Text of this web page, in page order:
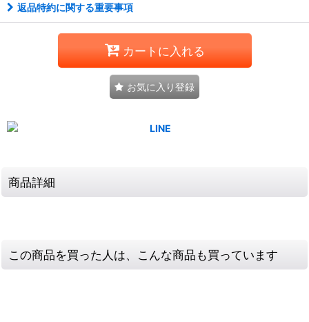
返品特約に関する重要事項
カートに入れる
お気に入り登録
商品詳細
この商品を買った人は、こんな商品も買っています